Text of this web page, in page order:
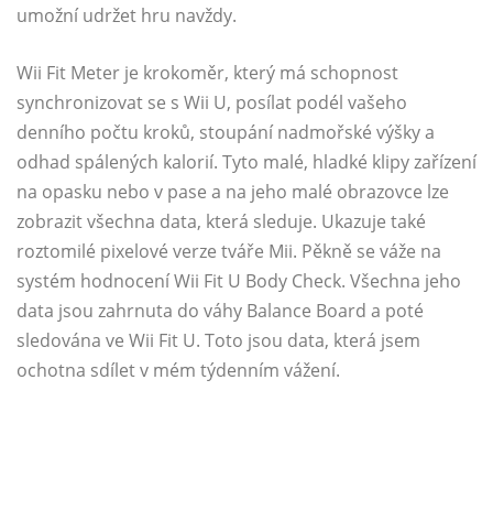
umožní udržet hru navždy.
Wii Fit Meter je krokoměr, který má schopnost
synchronizovat se s Wii U, posílat podél vašeho
denního počtu kroků, stoupání nadmořské výšky a
odhad spálených kalorií. Tyto malé, hladké klipy zařízení
na opasku nebo v pase a na jeho malé obrazovce lze
zobrazit všechna data, která sleduje. Ukazuje také
roztomilé pixelové verze tváře Mii. Pěkně se váže na
systém hodnocení Wii Fit U Body Check. Všechna jeho
data jsou zahrnuta do váhy Balance Board a poté
sledována ve Wii Fit U. Toto jsou data, která jsem
ochotna sdílet v mém týdenním vážení.